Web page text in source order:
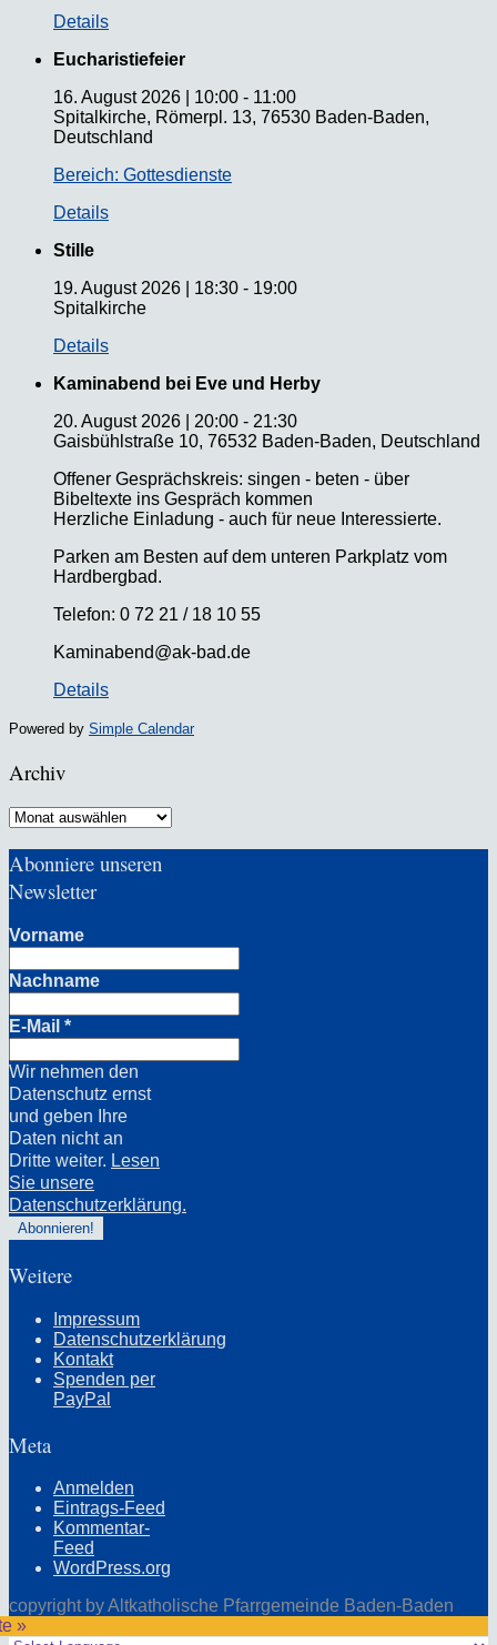
Details
Eucharistiefeier
16. August 2026
10:00 - 11:00
Spitalkirche, Römerpl. 13, 76530 Baden-Baden,
Deutschland
Bereich: Gottesdienste
Details
Stille
19. August 2026
18:30 - 19:00
Spitalkirche
Details
Kaminabend bei Eve und Herby
20. August 2026
20:00 - 21:30
Gaisbühlstraße 10, 76532 Baden-Baden, Deutschland
Offener Gesprächskreis: singen - beten - über
Bibeltexte ins Gespräch kommen
Herzliche Einladung - auch für neue Interessierte.
Parken am Besten auf dem unteren Parkplatz vom
Hardbergbad.
Telefon: 0 72 21 / 18 10 55
Kaminabend@ak-bad.de
Details
Powered by Simple Calendar
Archiv
Archiv
Abonniere unseren
Newsletter
Vorname
Nachname
E-Mail *
Wir nehmen den
Datenschutz ernst
und geben Ihre
Daten nicht an
Dritte weiter. Lesen
Sie unsere
Datenschutzerklärung.
Weitere
Impressum
Datenschutzerklärung
Kontakt
Spenden per
PayPal
Meta
Anmelden
Eintrags-Feed
Kommentar-
Feed
WordPress.org
copyright by Altkatholische Pfarrgemeinde Baden-Baden
»